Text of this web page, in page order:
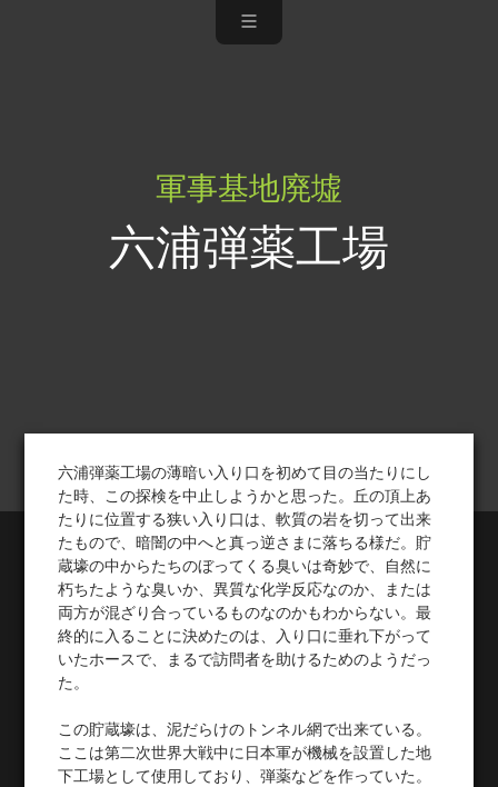
軍事基地廃墟
六浦弾薬工場
六浦弾薬工場の薄暗い入り口を初めて目の当たりにし
た時、この探検を中止しようかと思った。丘の頂上あ
たりに位置する狭い入り口は、軟質の岩を切って出来
たもので、暗闇の中へと真っ逆さまに落ちる様だ。貯
蔵壕の中からたちのぼってくる臭いは奇妙で、自然に
朽ちたような臭いか、異質な化学反応なのか、または
両方が混ざり合っているものなのかもわからない。最
終的に入ることに決めたのは、入り口に垂れ下がって
いたホースで、まるで訪問者を助けるためのようだっ
た。
この貯蔵壕は、泥だらけのトンネル網で出来ている。
ここは第二次世界大戦中に日本軍が機械を設置した地
下工場として使用しており、弾薬などを作っていた。